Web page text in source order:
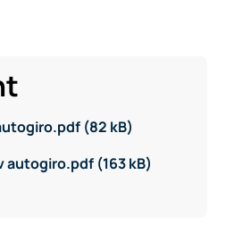
(82 kB)
autogiro.pdf (163 kB)